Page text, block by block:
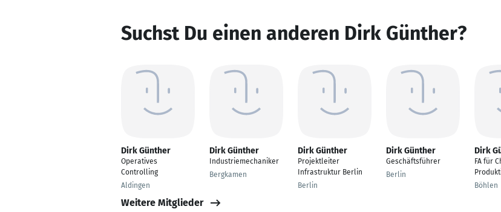
Suchst Du einen anderen Dirk Günther?
Dirk Günther
Operatives
Controlling
Aldingen
Dirk Günther
Industriemechaniker
Bergkamen
Dirk Günther
Projektleiter
Infrastruktur Berlin
Berlin
Dirk Günther
Geschäftsführer
Berlin
Dirk
FA für
Böhlen
Weitere Mitglieder